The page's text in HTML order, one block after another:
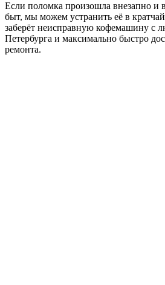
Если поломка произошла внезапно
быт, мы можем устранить её в
заберёт неисправную кофемашину с
Петербурга и максимально быстро
ремонта.